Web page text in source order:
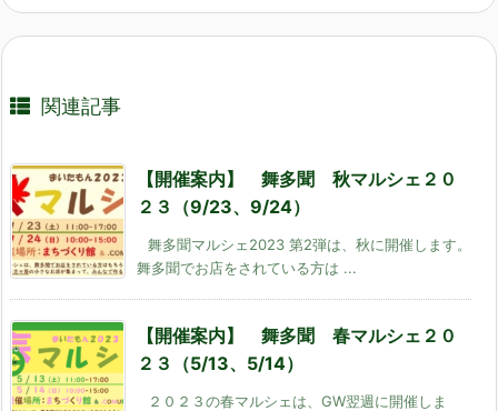
関連記事
【開催案内】 舞多聞 秋マルシェ２０
２３（9/23、9/24）
舞多聞マルシェ2023 第2弾は、秋に開催します。
舞多聞でお店をされている方は ...
【開催案内】 舞多聞 春マルシェ２０
２３（5/13、5/14）
２０２３の春マルシェは、GW翌週に開催しま